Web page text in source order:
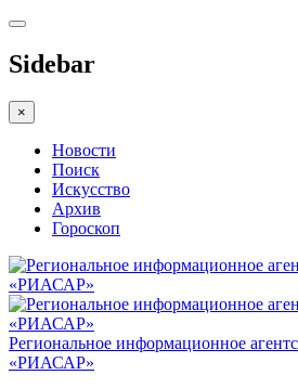
Sidebar
×
Новости
Поиск
Искусство
Архив
Гороскоп
Региональное информационное
«РИАСАР»